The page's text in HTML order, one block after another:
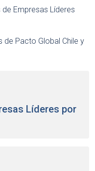
Empresas Líderes
de Pacto Global Chile y
Líderes por